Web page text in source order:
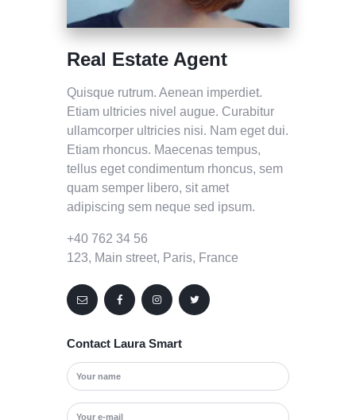
Real Estate Agent
Quisque rutrum. Aenean imperdiet.
Etiam ultricies nivel augue. Curabitur
ullamcorper ultricies nisi. Nam eget dui.
Etiam rhoncus. Maecenas tempus,
tellus eget condimentum rhoncus, sem
quam semper libero, sit amet
adipiscing sem neque sed ipsum.
+40 762 34 56
123, Main street, Paris, France
Contact Laura Smart